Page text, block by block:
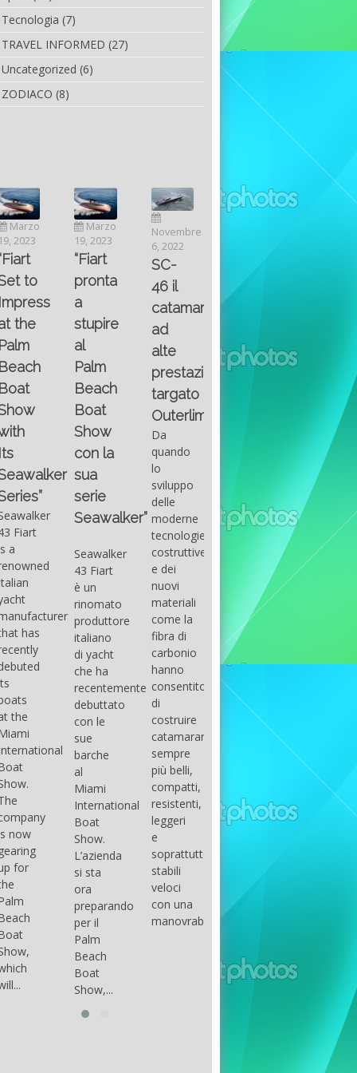
Tecnologia (7)
TRAVEL INFORMED (27)
Uncategorized (6)
ZODIACO (8)
Marzo
19, 2023
a
al
Palm
Beach
con la
Fiart
un
yacht
ha
le
International
sta
il
Novembre
6, 2022
SC-
46 il
catamarano
ad
alte
prestazioni
targato
Outerlimits.
Da
quando
lo
sviluppo
delle
moderne
costruttive
e dei
nuovi
materiali
come la
fibra di
carbonio
hanno
consentito
di
costruire
catamarani
sempre
più belli,
compatti,
resistenti,
leggeri
e
soprattutto
stabili
veloci
con una
manovrabilità...
Luglio
6, 2022
Fountain 38SC
abitabilità,
affidabilità
prestazioni
Fountain
38SC è
una
barca a
console
centrale
sportiva
di lusso,
dove
velocità,
comodità
sicurezza
s’integrano
perfettamente,
cantiere
Fountain
ha
costruire
per tutti
di
barche
ad alte
prestazioni,
che...
Multiple
on
basic
on
basic
intention
draw
attention
to the
use of
formulas
to be
occur.
The
correct
GUITAR
Santana
had its
maximum
in the
early
seventies
that
Santana,
parts of
the
group.